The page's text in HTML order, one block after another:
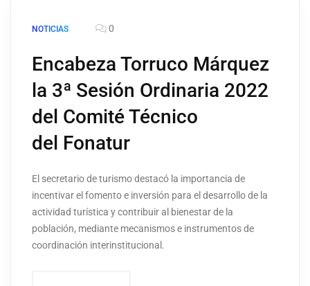
NOTICIAS 0
Encabeza Torruco Márquez
la 3ª Sesión Ordinaria 2022
del Comité Técnico
del Fonatur
El secretario de turismo destacó la importancia de
incentivar el fomento e inversión para el desarrollo de la
actividad turística y contribuir al bienestar de la
población, mediante mecanismos e instrumentos de
coordinación interinstitucional.